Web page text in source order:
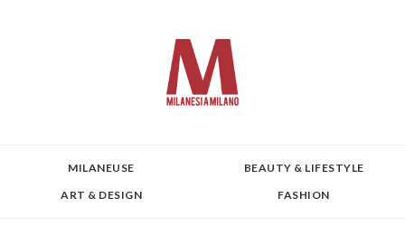
MILANEUSE
BEAUTY & LIFESTYLE
ART & DESIGN
FASHION